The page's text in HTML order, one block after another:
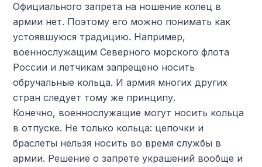
Официального запрета на ношение колец в
армии нет. Поэтому его можно понимать как
устоявшуюся традицию. Например,
военнослужащим Северного морского флота
России и летчикам запрещено носить
обручальные кольца. И армия многих других
стран следует тому же принципу.
Конечно, военнослужащие могут носить кольца
в отпуске. Не только кольца: цепочки и
браслеты нельзя носить во время службы в
армии. Решение о запрете украшений вообще и